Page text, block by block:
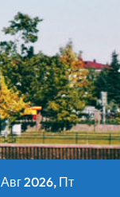
Авг 2026, Пт